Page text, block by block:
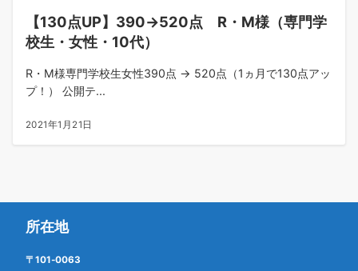
【130点UP】390→520点 R・M様（専門学
校生・女性・10代）
R・M様専門学校生女性390点 → 520点（1ヵ月で130点アッ
プ！） 公開テ...
2021年1月21日
所在地
〒101-0063